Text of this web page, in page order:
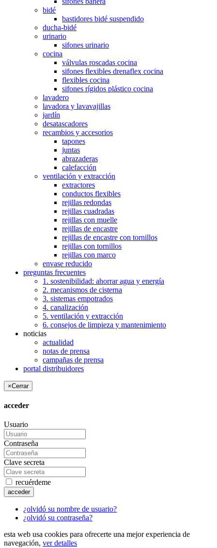
bidé
bastidores bidé suspendido
ducha-bidé
urinario
sifones urinario
cocina
válvulas roscadas cocina
sifones flexibles drenaflex cocina
flexibles cocina
sifones rígidos plástico cocina
lavadero
lavadora y lavavajillas
jardín
desatascadores
recambios y accesorios
tapones
juntas
abrazaderas
calefacción
ventilación y extracción
extractores
conductos flexibles
rejillas redondas
rejillas cuadradas
rejillas con muelle
rejillas de encastre
rejillas de encastre con tornillos
rejillas con tornillos
rejillas con marco
envase reducido
preguntas frecuentes
1. sostenibilidad: ahorrar agua y energía
2. mecanismos de cisterna
3. sistemas empotrados
4. canalización
5. ventilación y extracción
6. consejos de limpieza y mantenimiento
noticias
actualidad
notas de prensa
campañas de prensa
portal distribuidores
×Cerrar
acceder
Usuario
Contraseña
Clave secreta
recuérdeme
acceder
¿olvidó su nombre de usuario?
¿olvidó su contraseña?
esta web usa cookies para ofrecerte una mejor experiencia de
navegación, ver detalles